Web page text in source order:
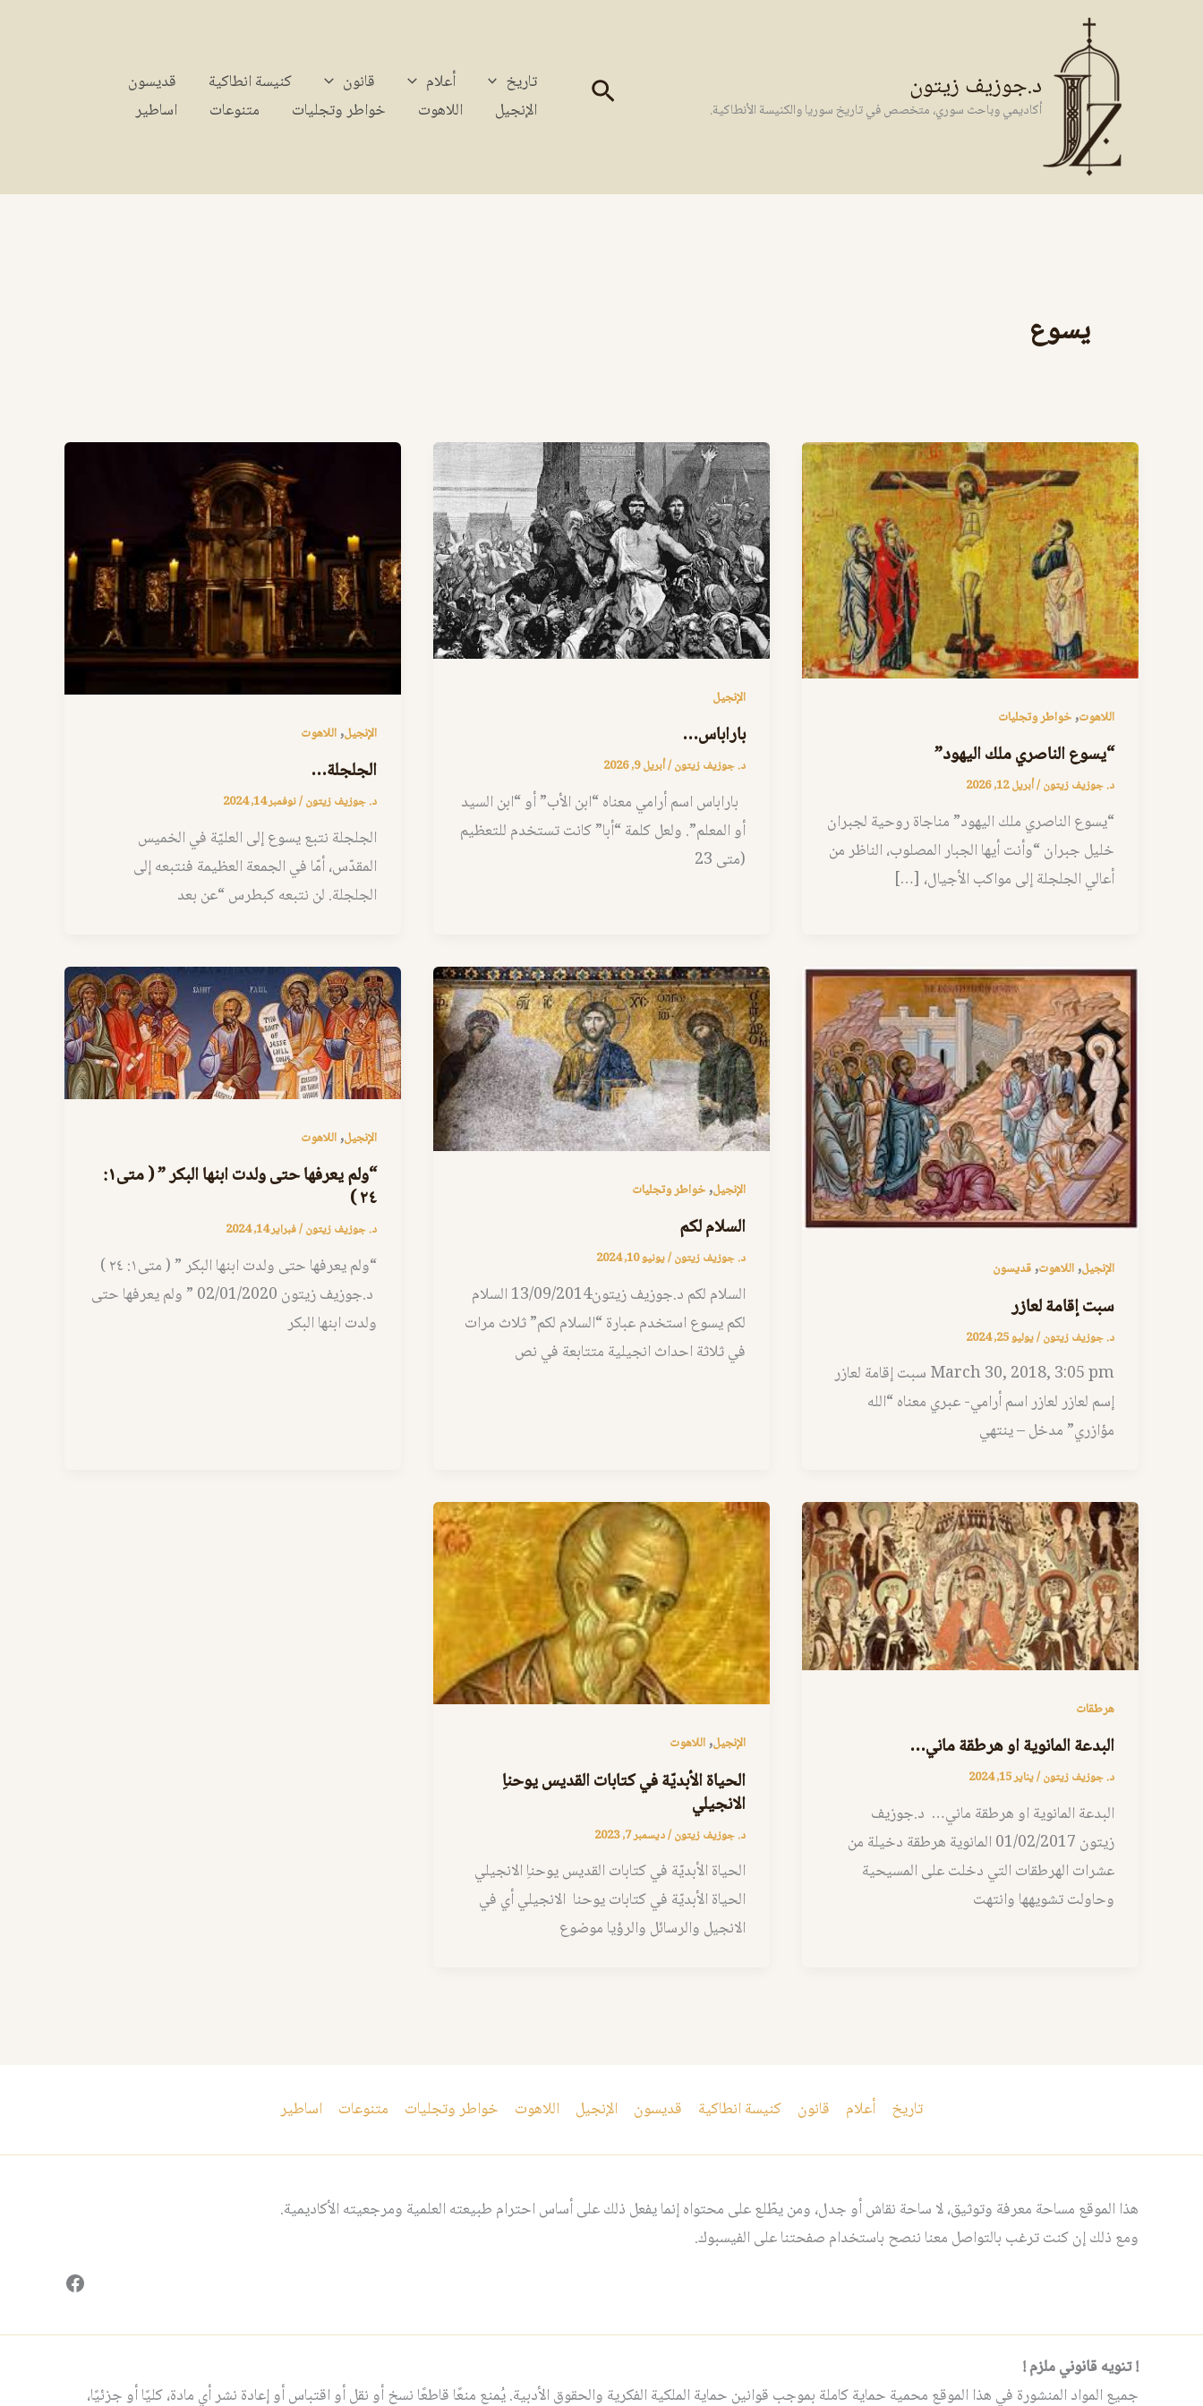
د.جوزيف زيتون
أكاديمي وباحث سوري، متخصص في تاريخ سوريا والكنيسة الأنطاكية. البحث تاريخ أعلام قانون كنيسة انطاكية
قديسون
الإنجيل
اللاهوت خواطر وتجليات متنوعات اساطير
يسوع
اللاهوت,خواطر وتجليات
“يسوع الناصري ملك اليهود”
د. جوزيف زيتون/أبريل 12, 2026
“يسوع الناصري ملك اليهود” مناجاة روحية لجبران
خليل جبران “وأنت أيها الجبار المصلوب، الناظر من
أعالي الجلجلة إلى مواكب الأجيال، […]
الإنجيل
باراباس…
د. جوزيف زيتون/أبريل 9, 2026
باراباس اسم أرامي معناه “ابن الأب” أو “ابن السيد
أو المعلم”. ولعل كلمة “أبا” كانت تستخدم للتعظيم
(متى 23
الإنجيل,اللاهوت
الجلجلة…
د. جوزيف زيتون/نوفمبر 14, 2024
الجلجلة نتبع يسوع إلى العليّة في الخميس
المقدّس، أمّا في الجمعة العظيمة فنتبعه إلى
الجلجلة. لن نتبعه كبطرس “عن بعد
الإنجيل,اللاهوت,قديسون
سبت إقامة لعازر
د. جوزيف زيتون/يوليو 25, 2024
March 30, 2018, 3:05 pm سبت إقامة لعازر
إسم لعازر لعازر اسم أرامي- عبري معناه “الله
مؤازري” مدخل – ينتهي
الإنجيل,خواطر وتجليات
السلام لكم
د. جوزيف زيتون/يونيو 10, 2024
السلام لكم د.جوزيف زيتون13/09/2014 السلام
لكم يسوع استخدم عبارة “السلام لكم” ثلاث مرات
في ثلاثة احداث انجيلية متتابعة في نص
الإنجيل,اللاهوت
“ولم يعرفها حتى ولدت ابنها البكر ” ( متى١:
٢٤ )
د. جوزيف زيتون/فبراير 14, 2024
“ولم يعرفها حتى ولدت ابنها البكر ” ( متى١: ٢٤ )
د.جوزيف زيتون 02/01/2020 ” ولم يعرفها حتى
ولدت ابنها البكر
هرطقات
البدعة المانوية او هرطقة ماني…
د. جوزيف زيتون/يناير 15, 2024
البدعة المانوية او هرطقة ماني… د.جوزيف
زيتون 01/02/2017 المانوية هرطقة دخيلة من
عشرات الهرطقات التي دخلت على المسيحية
وحاولت تشويهها وانتهت
الإنجيل,اللاهوت
الحياة الأبديّة في كتابات القديس يوحناِ
الانجيلي
د. جوزيف زيتون/ديسمبر 7, 2023
الحياة الأبديّة في كتابات القديس يوحناِ الانجيلي
الحياة الأبديّة في كتابات يوحنا الانجيلي أي في
الانجيل والرسائل والرؤيا موضوع
تاريخ أعلام قانون كنيسة انطاكية قديسون الإنجيل اللاهوت خواطر وتجليات متنوعات اساطير
هذا الموقع مساحة معرفة وتوثيق، لا ساحة نقاش أو جدل، ومن يطّلع على محتواه إنما يفعل ذلك على أساس احترام طبيعته العلمية ومرجعيته الأكاديمية.
ومع ذلك إن كنت ترغب بالتواصل معنا ننصح باستخدام صفحتنا على الفيسبوك.
فيسبوك
! تنويه قانوني ملزم !
جميع المواد المنشورة في هذا الموقع محمية حماية كاملة بموجب قوانين حماية الملكية الفكرية والحقوق الأدبية. يُمنع منعًا قاطعًا نسخ أو نقل أو اقتباس أو إعادة نشر أي مادة، كليًا أو جزئيًا،